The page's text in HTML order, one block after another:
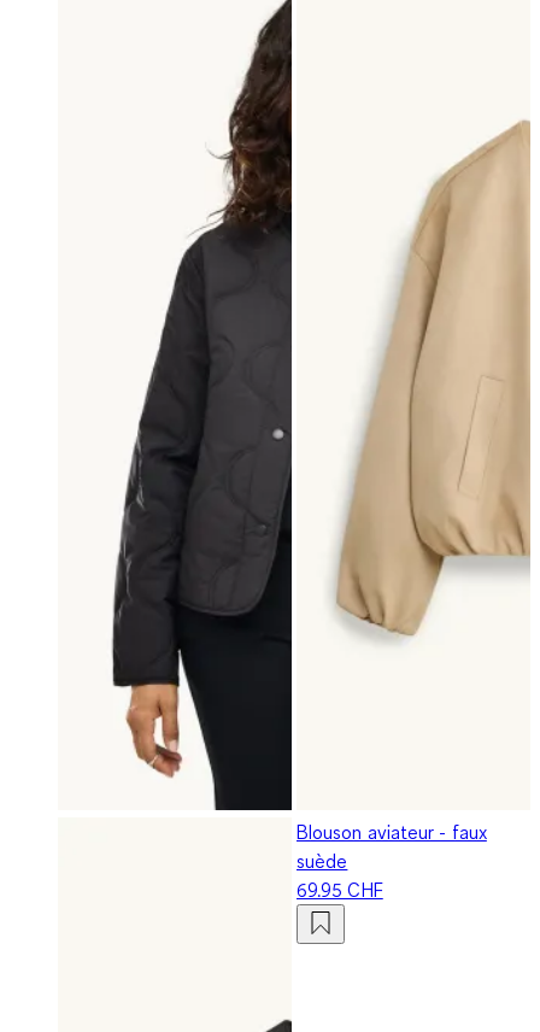
Blouson aviateur - faux
suède
69.95 CHF